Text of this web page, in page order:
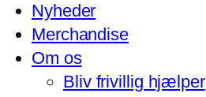
Nyheder
Merchandise
Om os
Bliv frivillig hjælper